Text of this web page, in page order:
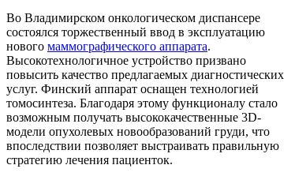
Во Владимирском онкологическом диспансере
состоялся торжественный ввод в эксплуатацию
нового маммографического аппарата.
Высокотехнологичное устройство призвано
повысить качество предлагаемых диагностических
услуг. Финский аппарат оснащен технологией
томосинтеза. Благодаря этому функционалу стало
возможным получать высококачественные 3D-
модели опухолевых новообразований груди, что
впоследствии позволяет выстраивать правильную
стратегию лечения пациенток.